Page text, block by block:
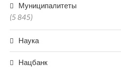
Муниципалитеты
(5 845)
Наука
Нацбанк